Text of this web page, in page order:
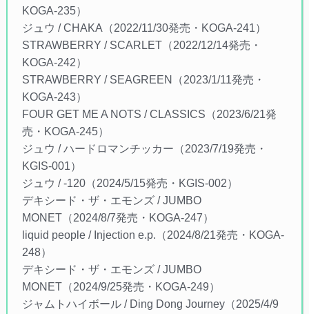
KOGA-235）
ジュウ / CHAKA（2022/11/30発売・KOGA-241）
STRAWBERRY / SCARLET（2022/12/14発売・
KOGA-242）
STRAWBERRY / SEAGREEN（2023/1/11発売・
KOGA-243）
FOUR GET ME A NOTS / CLASSICS（2023/6/21発
売・KOGA-245）
ジュウ / ハードロマンチッカー（2023/7/19発売・
KGIS-001）
ジュウ / -120（2024/5/15発売・KGIS-002）
デキシード・ザ・エモンズ / JUMBO
MONET（2024/8/7発売・KOGA-247）
liquid people / Injection e.p.（2024/8/21発売・KOGA-
248）
デキシード・ザ・エモンズ / JUMBO
MONET（2024/9/25発売・KOGA-249）
ジャムトハイボール / Ding Dong Journey（2025/4/9